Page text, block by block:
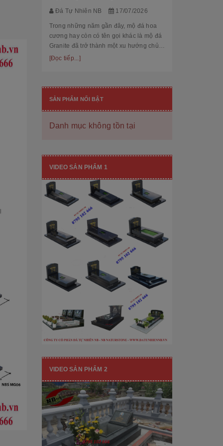
Biển hiệu đá khối đang ngày càng được
nhiều công ty, khu đô thị mới, resort cao
cấp lựa chọn nhờ vẻ đẹp sang trọng, bề
thế cùng độ bền vượt trội. Không chỉ là
hạng mục nhận diện thương hiệu, nó
Đá Tự Nhiên NB 17/07/2026
Trong những năm gần đây, mộ đá hoa
cương hay còn có tên gọi khác là mộ đá
Granite đã trở thành một xu hướng chủ
đạo trong thiết kế thi công mộ đá tự
[Đọc tiếp...]
SẢN PHẨM NỔI BẬT
Danh mục không tồn tại
VIDEO SẢN PHẨM 1
VIDEO SẢN PHẨM 2